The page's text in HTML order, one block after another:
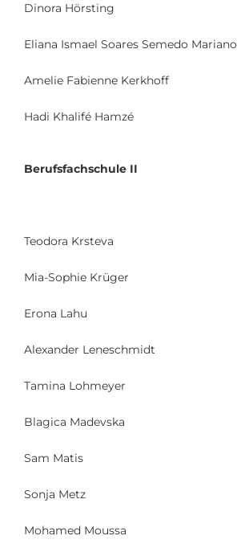
Dinora Hörsting
Eliana Ismael Soares Semedo Mariano
Amelie Fabienne Kerkhoff
Hadi Khalifé Hamzé
Berufsfachschule II
Teodora Krsteva
Mia-Sophie Krüger
Erona Lahu
Alexander Leneschmidt
Tamina Lohmeyer
Blagica Madevska
Sam Matis
Sonja Metz
Mohamed Moussa